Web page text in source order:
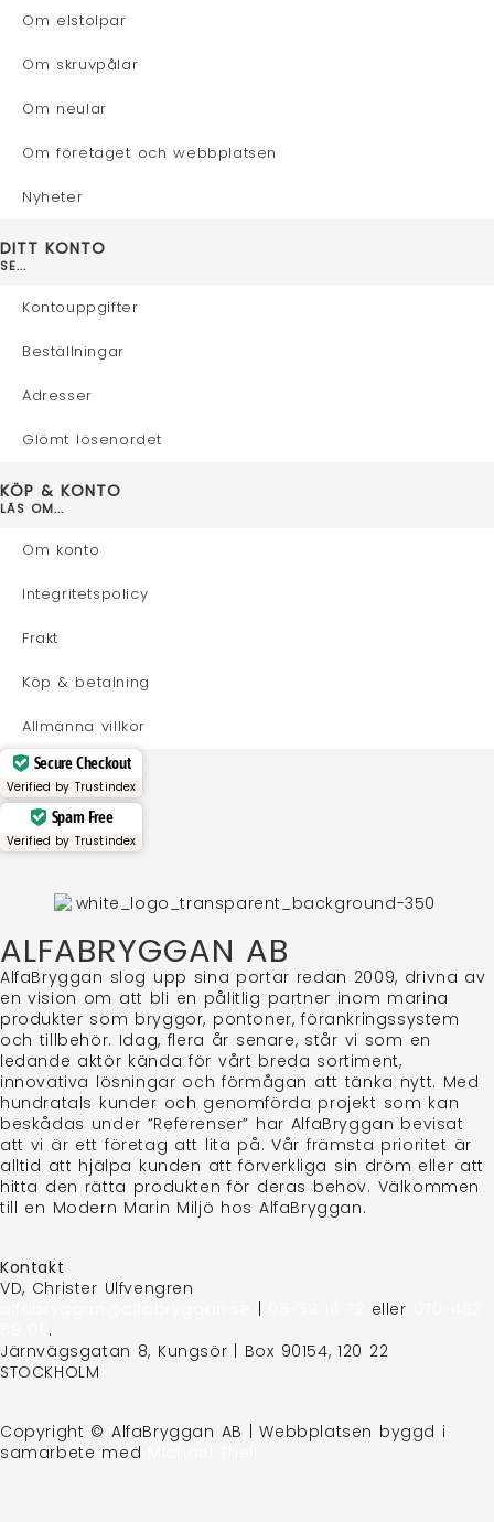
Om elstolpar
Om skruvpålar
Om neular
Om företaget och webbplatsen
Nyheter
DITT KONTO
SE...
Kontouppgifter
Beställningar
Adresser
Glömt lösenordet
KÖP & KONTO
LÄS OM...
Om konto
Integritetspolicy
Frakt
Köp & betalning
Allmänna villkor
Secure Checkout
Verified by Trustindex
Spam Free
Verified by Trustindex
ALFABRYGGAN AB
AlfaBryggan slog upp sina portar redan 2009, drivna av
en vision om att bli en pålitlig partner inom marina
produkter som bryggor, pontoner, förankringssystem
och tillbehör. Idag, flera år senare, står vi som en
ledande aktör kända för vårt breda sortiment,
innovativa lösningar och förmågan att tänka nytt. Med
hundratals kunder och genomförda projekt som kan
beskådas under ”Referenser” har AlfaBryggan bevisat
att vi är ett företag att lita på. Vår främsta prioritet är
alltid att hjälpa kunden att förverkliga sin dröm eller att
hitta den rätta produkten för deras behov. Välkommen
till en Modern Marin Miljö hos AlfaBryggan.
Kontakt
VD, Christer Ulfvengren
eller
.
Järnvägsgatan 8, Kungsör | Box 90154, 120 22
STOCKHOLM
Copyright © AlfaBryggan AB | Webbplatsen byggd i
samarbete med